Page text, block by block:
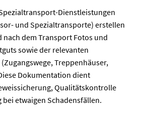
Dienstleistungen
und Spezialtransporte) erstellen
dem Transport Fotos und
sowie der relevanten
Treppenhäuser,
Dokumentation dient
Qualitätskontrolle
etwaigen Schadensfällen.